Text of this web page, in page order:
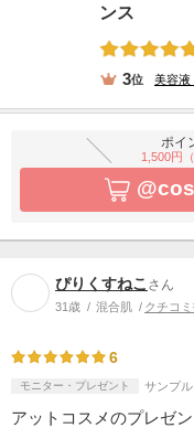
ンス
3位 美容液
ポイ
1,500円
ぴりくすねこ さん
31歳 混合肌 クチコ
6
モニター・プレゼント サンプ
アットコスメのプレゼ